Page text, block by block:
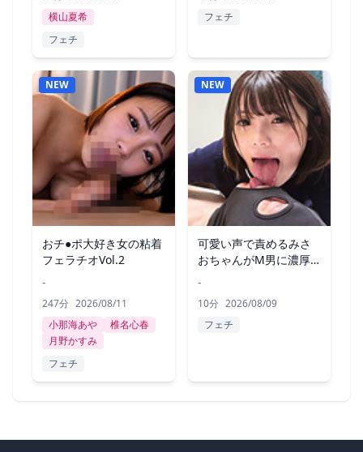
横山夏希
フェチ
フェチ
NEW
おチ●ポ大好き女の粘着
フェラチオVol.2
-
247分 2026/08/11
小那海あや
椎名心春
月野かすみ
フェチ
NEW
可愛い声で責めるみさ
おちゃんがM男に濃厚
-
10分 2026/08/09
フェチ